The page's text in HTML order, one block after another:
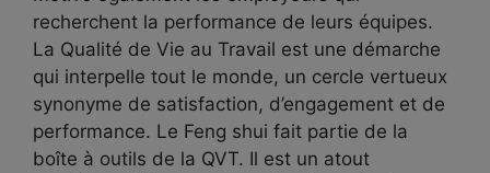
recherchent la performance de leurs équipes.
La Qualité de Vie au Travail est une démarche
qui interpelle tout le monde, un cercle vertueux
synonyme de satisfaction, d’engagement et de
performance. Le Feng shui fait partie de la
boîte à outils de la QVT. Il est un atout